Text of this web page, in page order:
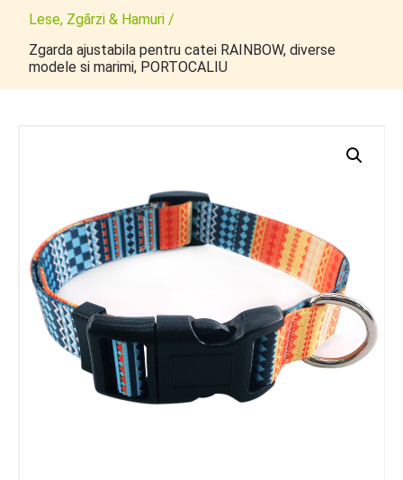
Lese, Zgărzi & Hamuri /
Zgarda ajustabila pentru catei RAINBOW, diverse
modele si marimi, PORTOCALIU